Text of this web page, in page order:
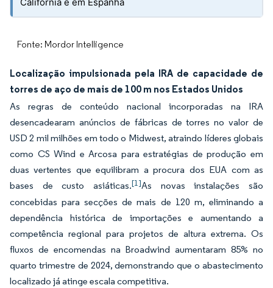
Fonte: Mordor Intelligence
Localização impulsionada pela IRA de capacidade de
torres de aço de mais de 100 m nos Estados Unidos
As regras de conteúdo nacional incorporadas na IRA
desencadearam anúncios de fábricas de torres no valor de
USD 2 mil milhões em todo o Midwest, atraindo líderes globais
como CS Wind e Arcosa para estratégias de produção em
duas vertentes que equilibram a procura dos EUA com as
bases de custo asiáticas.[1]As novas instalações são
concebidas para secções de mais de 120 m, eliminando a
dependência histórica de importações e aumentando a
competência regional para projetos de altura extrema. Os
fluxos de encomendas na Broadwind aumentaram 85% no
quarto trimestre de 2024, demonstrando que o abastecimento
localizado já atinge escala competitiva.